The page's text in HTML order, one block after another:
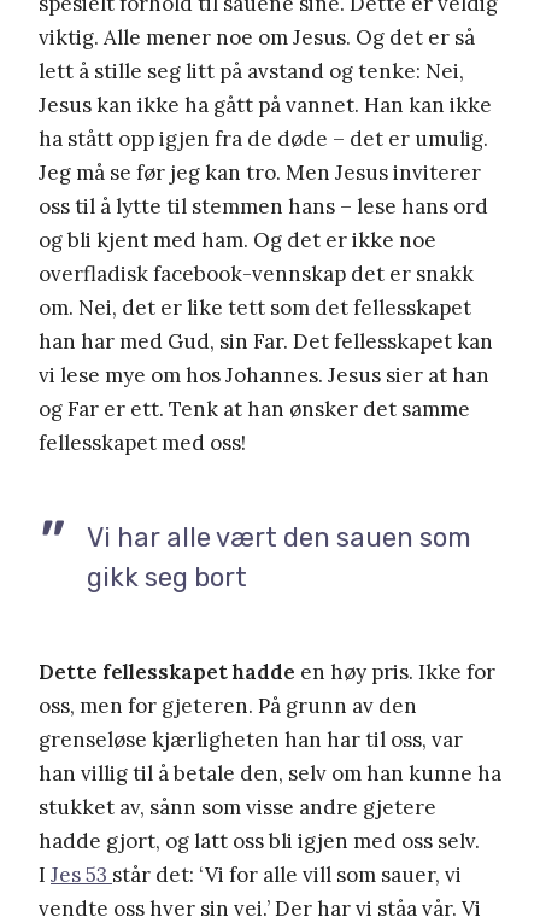
viktig. Alle mener noe om Jesus. Og det er så
lett å stille seg litt på avstand og tenke: Nei,
Jesus kan ikke ha gått på vannet. Han kan ikke
ha stått opp igjen fra de døde – det er umulig.
Jeg må se før jeg kan tro. Men Jesus inviterer
oss til å lytte til stemmen hans – lese hans ord
og bli kjent med ham. Og det er ikke noe
overfladisk facebook-vennskap det er snakk
om. Nei, det er like tett som det fellesskapet
han har med Gud, sin Far. Det fellesskapet kan
vi lese mye om hos Johannes. Jesus sier at han
og Far er ett. Tenk at han ønsker det samme
fellesskapet med oss!
Vi har alle vært den sauen som
gikk seg bort
Dette fellesskapet hadde en høy pris. Ikke for
oss, men for gjeteren. På grunn av den
grenseløse kjærligheten han har til oss, var
han villig til å betale den, selv om han kunne ha
stukket av, sånn som visse andre gjetere
hadde gjort, og latt oss bli igjen med oss selv.
I Jes 53 står det: ‘Vi for alle vill som sauer, vi
vendte oss hver sin vei.’ Der har vi ståa vår. Vi